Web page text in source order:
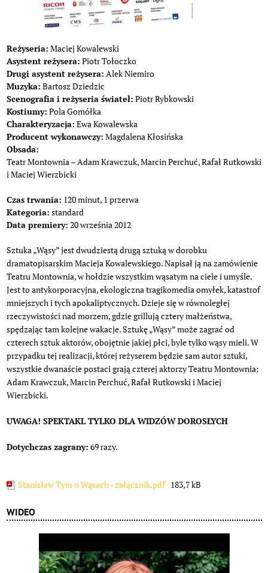
Reżyseria: Maciej Kowalewski
Asystent reżysera: Piotr Tołoczko
Drugi asystent reżysera: Alek Niemiro
Muzyka: Bartosz Dziedzic
Scenografia i reżyseria świateł: Piotr Rybkowski
Kostiumy: Pola Gomółka
Charakteryzacja: Ewa Kowalewska
Producent wykonawczy: Magdalena Kłosińska
Obsada:
Teatr Montownia – Adam Krawczuk, Marcin Perchuć, Rafał Rutkowski
i Maciej Wierzbicki
Czas trwania: 120 minut, 1 przerwa
Kategoria: standard
Data premiery: 20 września 2012
Sztuka „Wąsy” jest dwudziestą drugą sztuką w dorobku
dramatopisarskim Macieja Kowalewskiego. Napisał ją na zamówienie
Teatru Montownia, w hołdzie wszystkim wąsatym na ciele i umyśle.
Jest to antykorporacyjna, ekologiczna tragikomedia omyłek, katastrof
mniejszych i tych apokaliptycznych. Dzieje się w równoległej
rzeczywistości nad morzem, gdzie grillują cztery małżeństwa,
spędzając tam kolejne wakacje. Sztukę „Wąsy” może zagrać od
czterech sztuk aktorów, obojętnie jakiej płci, byle tylko wąsy mieli. W
przypadku tej realizacji, której reżyserem będzie sam autor sztuki,
wszystkie dwanaście postaci grają czterej aktorzy Teatru Montownia:
Adam Krawczuk, Marcin Perchuć, Rafał Rutkowski i Maciej
Wierzbicki.
UWAGA! SPEKTAKL TYLKO DLA WIDZÓW DOROSŁYCH
Dotychczas zagrany: 69 razy.
Stanisław Tym o Wąsach - załącznik.pdf 183,7 kB
WIDEO